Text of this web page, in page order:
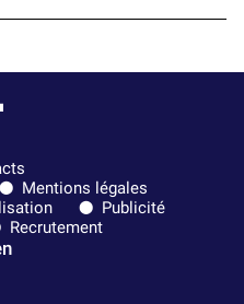
Mentions légales
Publicité
Recrutement